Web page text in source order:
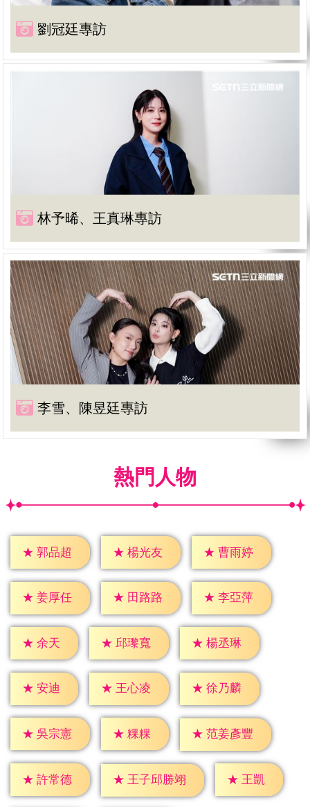
劉冠廷專訪
林予晞、王真琳專訪
李雪、陳昱廷專訪
熱門人物
★ 郭品超 ★ 楊光友 ★ 曹雨婷
★ 姜厚任 ★ 田路路 ★ 李亞萍
★ 余天 ★ 邱瓈寬 ★ 楊丞琳
★ 安迪 ★ 王心凌 ★ 徐乃麟
★ 吳宗憲 ★ 粿粿 ★ 范姜彥豐
★ 許常德 ★ 王子邱勝翊 ★ 王凱